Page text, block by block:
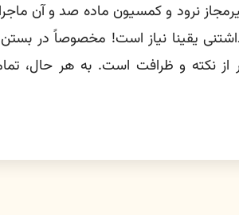
نرود و کمسیون ماده صد و آن
یقینا نیاز است! مخصوصاً در
نکته و ظرافت است. به هر حال،